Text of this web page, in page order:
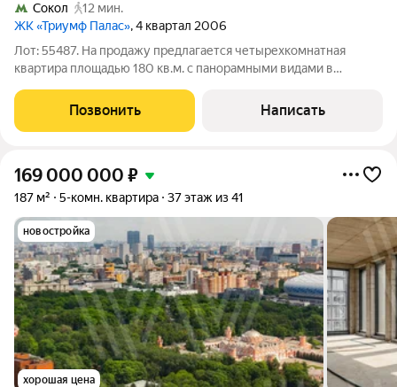
Сокол
12 мин.
ЖК «Триумф Палас», 4 квартал 2006
Лот: 55487. На продажу предлагается четырехкомнатная
квартира площадью 180 кв.м. с панорамными видами в
планировка: кухня-гостиная, три спальни, гардеробная
комната, два совмещенных санузла. В
Позвонить Написать
169 000 000 ₽
187 м² 5-комн. квартира 37 этаж из 41
новостройка
хорошая цена